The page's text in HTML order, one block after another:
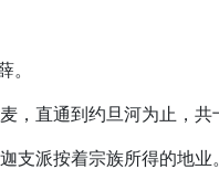
。
，直通到约旦河为止，共
支派按着宗族所得的地业。